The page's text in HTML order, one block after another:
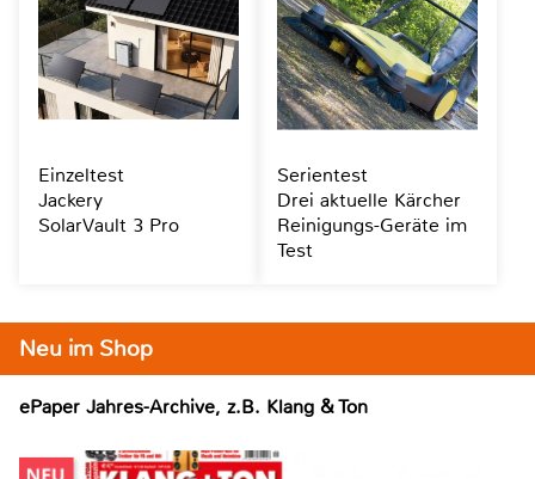
Neu im Shop
ePaper Jahres-Archive, z.B. Klang & Ton
Einzeltest
Jackery
SolarVault 3 Pro
Serientest
Drei aktuelle Kärcher
Reinigungs-Geräte im
Test